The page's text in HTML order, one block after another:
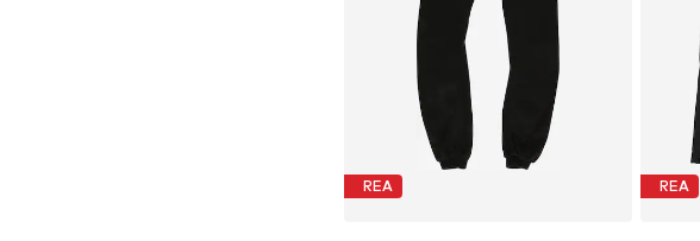
REA REA